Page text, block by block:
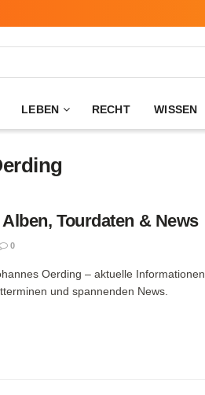
LEBEN RECHT WISSEN
Tourdaten & News
0
Oerding – aktuelle Informationen
und spannenden News.